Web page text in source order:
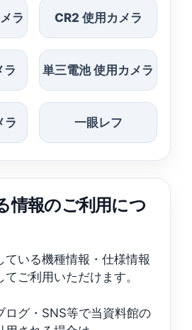
ラ CR2 使用カメラ
ラ 単三電池 使用カメラ
ラ 一眼レフ
情報のご利用につ
ている機種情報・仕様情報
ご利用いただけます。
ログ・SNS等で当資料館の